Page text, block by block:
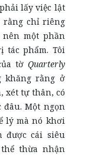
lấy việc lật
rằng chỉ riêng
một phần
tác phẩm. Tôi
tờ Quarterly
rằng ở
xét tự thân, có
đâu. Một ngọn
lý mà nó khơi
được cái siêu
thừa nhận